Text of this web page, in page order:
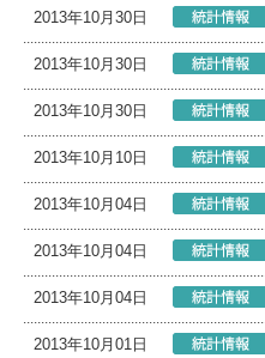
2013年10月30日
2013年10月30日
2013年10月30日
2013年10月10日
2013年10月04日
2013年10月04日
2013年10月04日
2013年10月01日